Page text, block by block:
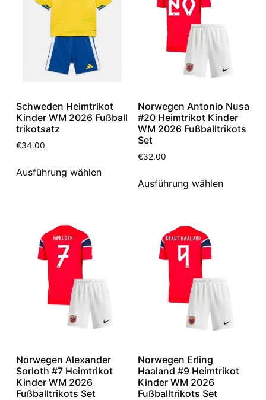
Schweden Heimtrikot
Kinder WM 2026 Fußball
trikotsatz
€34.00
Ausführung wählen
Norwegen Antonio Nusa
#20 Heimtrikot Kinder
WM 2026 Fußballtrikots
Set
€32.00
Ausführung wählen
Norwegen Alexander
Sorloth #7 Heimtrikot
Kinder WM 2026
Fußballtrikots Set
Norwegen Erling
Haaland #9 Heimtrikot
Kinder WM 2026
Fußballtrikots Set